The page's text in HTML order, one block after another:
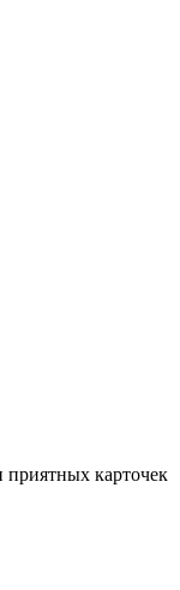
карточек